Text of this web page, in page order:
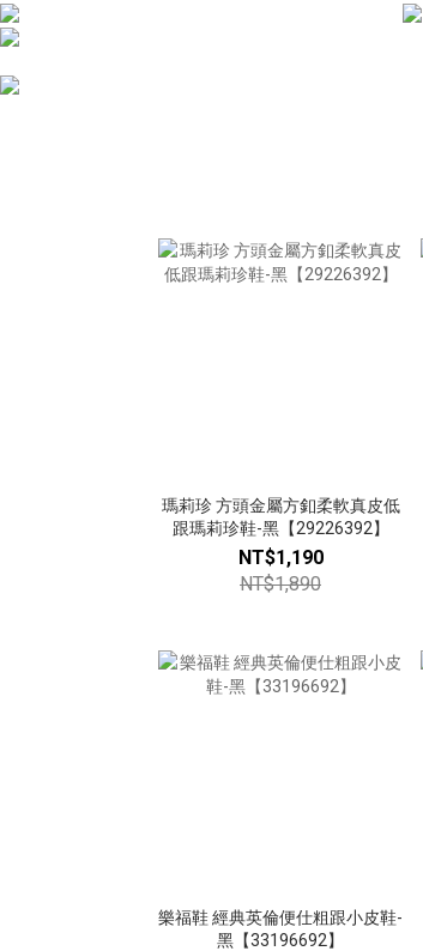
瑪莉珍 方頭金屬方釦柔軟真皮低
跟瑪莉珍鞋-黑【29226392】
NT$1,190
NT$1,890
樂福鞋 經典英倫便仕粗跟小皮鞋-
黑【33196692】